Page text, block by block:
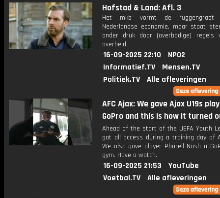
Hofstad & Land: Afl. 3
Het mkb vormt de
Nederlandse economie, maar staat
onder druk door (overbodige) regels
overheid.
16-09-2025 22:10
NPO2
Informatief.TV
Mensen.TV
Politiek.TV
Alle afleveringen
AFC Ajax: We gave Ajax U19s
GoPro and this is how it
Ahead of the start of the UEFA Youth
got all access during a training day of
We also gave player Pharell Nash a
gym. Have a watch.
16-09-2025 21:53
YouTube
Voetbal.TV
Alle afleveringen